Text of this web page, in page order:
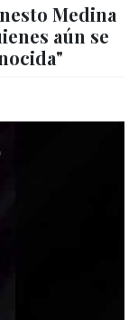
Medina
aún se